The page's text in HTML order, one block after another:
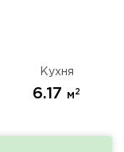
Кухня
6.17 м 2